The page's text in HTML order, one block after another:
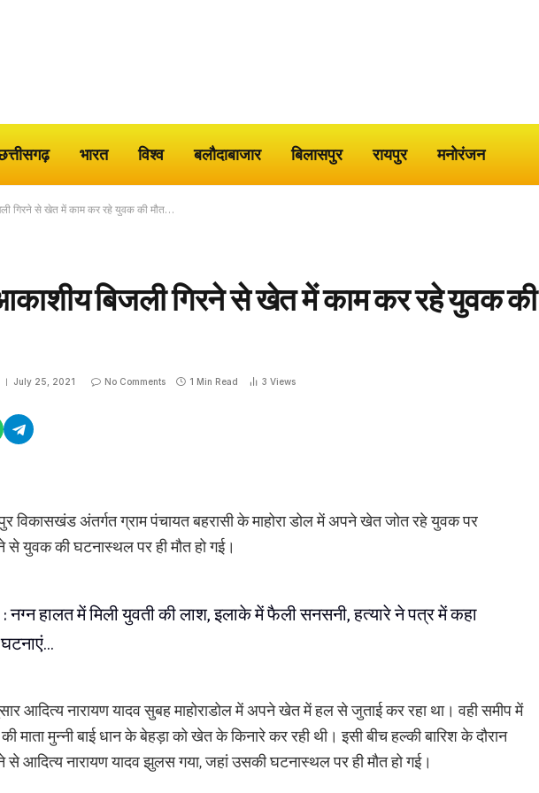
भारत विश्व बलौदाबाजार बिलासपुर रायपुर मनोरंजन
गिरने से खेत में काम कर रहे युवक की मौत…
बिजली गिरने से खेत में काम कर रहे युवक की
July 25, 2021 No Comments 1 Min Read 3 Views
विकासखंड अंतर्गत ग्राम पंचायत बहरासी के माहोरा डोल में अपने खेत जोत रहे युवक पर
से युवक की घटनास्थल पर ही मौत हो गई।
नग्न हालत में मिली युवती की लाश, इलाके में फैली सनसनी, हत्यारे ने पत्र में कहा
घटनाएं…
आदित्य नारायण यादव सुबह माहोराडोल में अपने खेत में हल से जुताई कर रहा था। वही समीप में
माता मुन्नी बाई धान के बेहड़ा को खेत के किनारे कर रही थी। इसी बीच हल्की बारिश के दौरान
से आदित्य नारायण यादव झुलस गया, जहां उसकी घटनास्थल पर ही मौत हो गई।